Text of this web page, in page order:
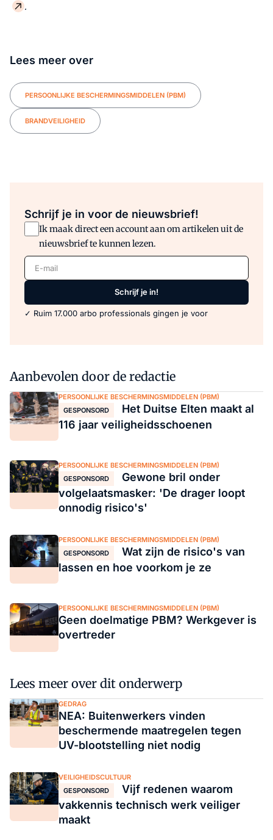
.
Lees meer over
PERSOONLIJKE BESCHERMINGSMIDDELEN (PBM)
BRANDVEILIGHEID
Schrijf je in voor de nieuwsbrief!
Ik maak direct een account aan om artikelen uit de
nieuwsbrief te kunnen lezen.
E-mail
Schrijf je in!
✓ Ruim 17.000 arbo professionals gingen je voor
Aanbevolen door de redactie
PERSOONLIJKE BESCHERMINGSMIDDELEN (PBM)
GESPONSORD
Het Duitse Elten maakt al
116 jaar veiligheidsschoenen
PERSOONLIJKE BESCHERMINGSMIDDELEN (PBM)
GESPONSORD
Gewone bril onder
volgelaatsmasker: 'De drager loopt
onnodig risico's'
PERSOONLIJKE BESCHERMINGSMIDDELEN (PBM)
GESPONSORD
Wat zijn de risico's van
lassen en hoe voorkom je ze
PERSOONLIJKE BESCHERMINGSMIDDELEN (PBM)
Geen doelmatige PBM? Werkgever is
overtreder
Lees meer over dit onderwerp
GEDRAG
NEA: Buitenwerkers vinden
beschermende maatregelen tegen
UV-blootstelling niet nodig
VEILIGHEIDSCULTUUR
GESPONSORD
Vijf redenen waarom
vakkennis technisch werk veiliger
maakt